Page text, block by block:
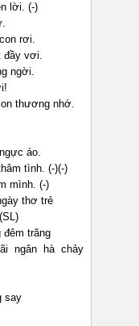
lời. (-)
rơi.
đầy vơi.
ngời.
thương nhớ.
áo.
tình. (-)(-)
mình. (-)
thơ trẻ
đêm trăng
ngân hà chảy
say